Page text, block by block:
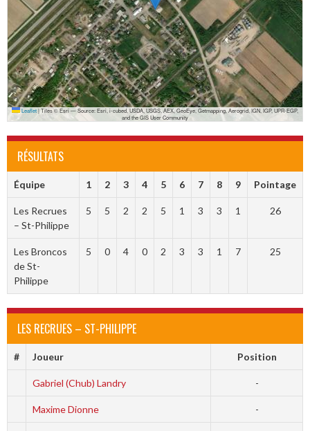
Leaflet|Tiles © Esri — Source: Esri, i-cubed, USDA, USGS, AEX, GeoEye, Getmapping, Aerogrid, IGN, IGP, UPR-EGP,
and the GIS User Community
RÉSULTATS
Équipe 1 2 3 4 5 6 7 8 9 Pointage
Les Recrues
– St-Philippe
5 5 2 2 5 1 3 3 1 26
Les Broncos
de St-
Philippe
5 0 4 0 2 3 3 1 7 25
LES RECRUES – ST-PHILIPPE
# Joueur Position
Gabriel (Chub) Landry -
Maxime Dionne -